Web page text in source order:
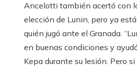
Ancelotti también acertó con
elección de Lunin, pero ya
quién jugó ante el Granada.
en buenas condiciones y
Kepa durante su lesión. Pero